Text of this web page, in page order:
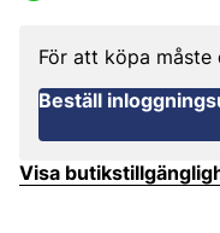
För att köpa måste
Beställ
Visa